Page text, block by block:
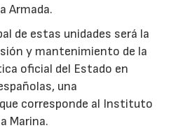
Armada.
de estas unidades será la
y mantenimiento de la
oficial del Estado en
una
corresponde al Instituto
Marina.